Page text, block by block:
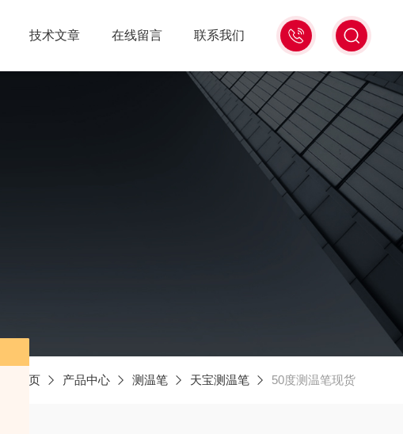
13439477936
技术文章 在线留言 联系我们
首页 产品中心 测温笔 天宝测温笔 50度测温笔现货